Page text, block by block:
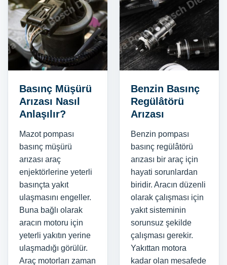
Basınç Müşürü
Arızası Nasıl
Anlaşılır?
Mazot pompası
basınç müşürü
arızası araç
enjektörlerine yeterli
basınçta yakıt
ulaşmasını engeller.
Buna bağlı olarak
aracın motoru için
yeterli yakıtın yerine
ulaşmadığı görülür.
Araç motorları zaman
Benzin Basınç
Regülâtörü
Arızası
Benzin pompası
basınç regülâtörü
arızası bir araç için
hayati sorunlardan
biridir. Aracın düzenli
olarak çalışması için
yakıt sisteminin
sorunsuz şekilde
çalışması gerekir.
Yakıttan motora
kadar olan mesafede